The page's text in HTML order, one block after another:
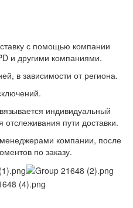
с помощью компании
и другими компаниями.
в зависимости от региона.
индивидуальный
пути доставки.
компании, после
по заказу.